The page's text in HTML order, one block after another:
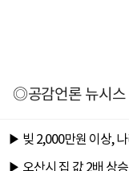
◎공감언론 뉴시스